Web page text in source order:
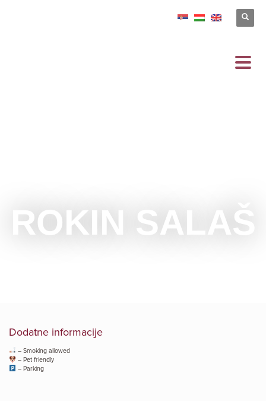
ROKIN SALAŠ
Dodatne informacije
– Smoking allowed
– Pet friendly
– Parking